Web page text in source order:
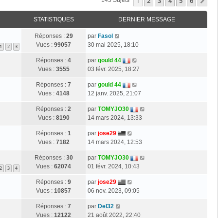
STATISTIQUES DERNIER MESSAGE
1 2 3
Réponses : 29
Vues : 99057
par Fasol
30 mai 2025, 18:10
Réponses : 4
Vues : 3555
par gould 44
03 févr. 2025, 18:27
Réponses : 7
Vues : 4148
par gould 44
12 janv. 2025, 21:07
Réponses : 2
Vues : 8190
par TOMYJO30
14 mars 2024, 13:33
Réponses : 1
Vues : 7182
par jose29
14 mars 2024, 12:53
2 3 4
Réponses : 30
Vues : 62074
par TOMYJO30
01 févr. 2024, 10:43
Réponses : 9
Vues : 10857
par jose29
06 nov. 2023, 09:05
Réponses : 7
Vues : 12122
par Del32
21 août 2022, 22:40